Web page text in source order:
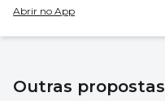
Abrir no App
Outras propostas